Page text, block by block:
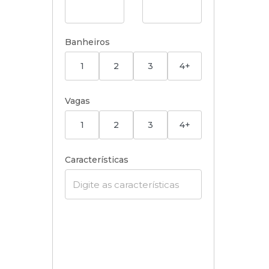
Banheiros
1 2 3 4+
Vagas
1 2 3 4+
Características